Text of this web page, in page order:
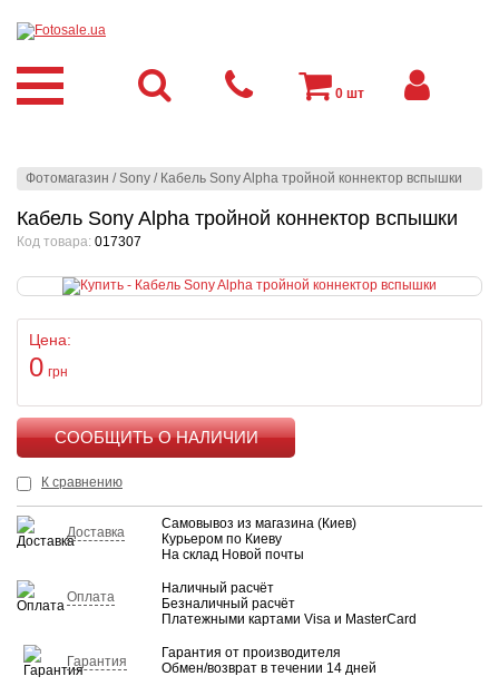
Фотомагазин /Sony / Кабель Sony Alpha тройной коннектор вспышки
Кабель Sony Alpha тройной коннектор вспышки
Код товара: 017307
Цена:
0 грн
К сравнению
Доставка
Самовывоз из магазина (Киев)
Курьером по Киеву
На склад Новой почты
Оплата
Наличный расчёт
Безналичный расчёт
Платежными картами Visa и MasterCard
Гарантия
Гарантия от производителя
Обмен/возврат в течении 14 дней
0 шт